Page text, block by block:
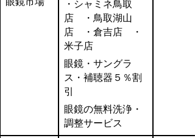
・シャミネ鳥取
店 ・鳥取湖山
店 ・倉吉店 ・
米子店
眼鏡・サングラ
ス・補聴器５％割
引
眼鏡の無料洗浄・
調整サービス